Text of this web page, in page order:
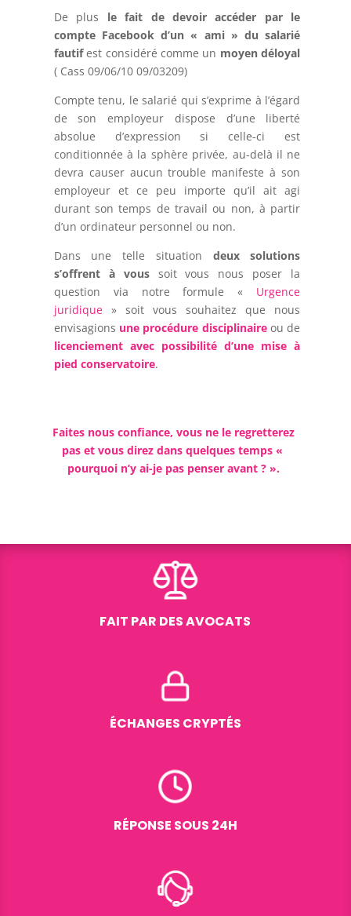
De plus le fait de devoir accéder par le
compte Facebook d’un « ami » du salarié
fautifest considéré comme un moyen déloyal
( Cass 09/06/10 09/03209)
Compte tenu, le salarié qui s’exprime à l’égard
de son employeur dispose d’une liberté
absolue d’expression si celle-ci est
conditionnée à la sphère privée, au-delà il ne
devra causer aucun trouble manifeste à son
employeur et ce peu importe qu’il ait agi
durant son temps de travail ou non, à partir
d’un ordinateur personnel ou non.
Dans une telle situation deux solutions
s’offrent à voussoit vous nous poser la
question via notre formule « Urgence
juridique» soit vous souhaitez que nous
envisagions une procédure disciplinaireou de
licenciement avec possibilité d’une mise à
pied conservatoire.
Faites nous confiance, vous ne le regretterez
pas et vous direz dans quelques temps «
pourquoi n’y ai-je pas penser avant ? ».
FAIT PAR DES AVOCATS
ÉCHANGES CRYPTÉS
RÉPONSE SOUS 24H